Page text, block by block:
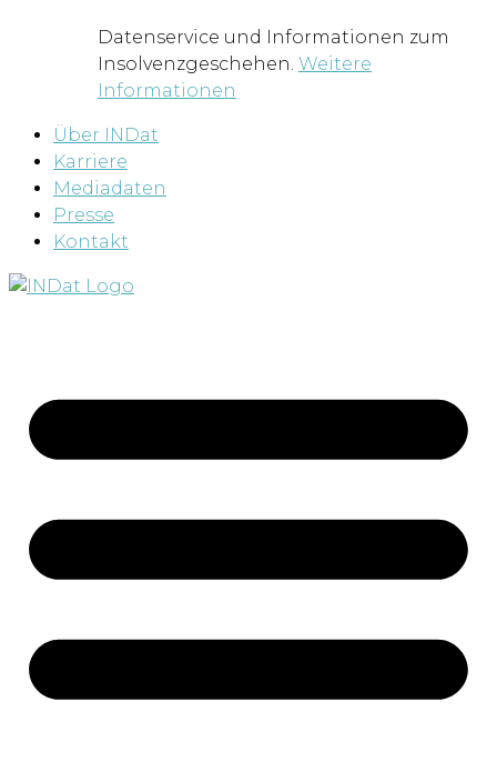
Datenservice und Informationen zum
Insolvenzgeschehen. Weitere
Informationen
Über INDat
Karriere
Mediadaten
Presse
Kontakt